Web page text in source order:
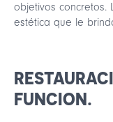
objetivos concretos.
estética que le
FUNCION.